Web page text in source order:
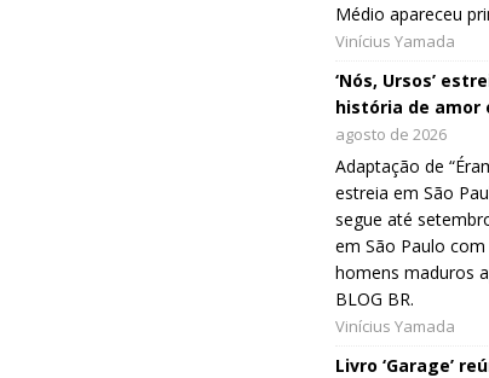
Médio apareceu
Vinícius Yamada
‘Nós, Ursos’
história de amor
agosto de 2026
Adaptação de
estreia em São
segue até
em São Paulo
homens maduros
BLOG BR.
Vinícius Yamada
Livro ‘Garage’